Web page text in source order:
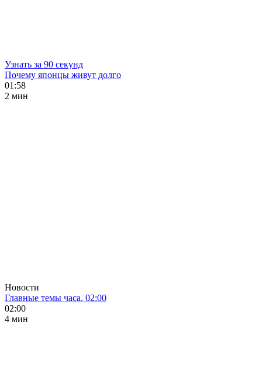
Узнать за 90 секунд
Почему японцы живут долго
01:58
2 мин
Новости
Главные темы часа. 02:00
02:00
4 мин